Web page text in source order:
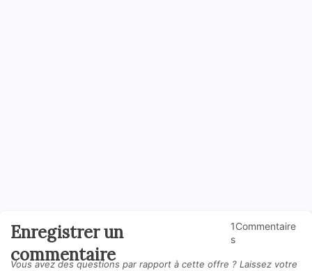
Enregistrer un
commentaire
1Commentaire
s
Vous avez des questions par rapport à cette offre ? Laissez votre